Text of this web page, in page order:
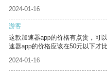
2024-01-16
游客
这款加速器app的价格有点贵，可
速器app的价格应该在50元以下才比
2024-01-16